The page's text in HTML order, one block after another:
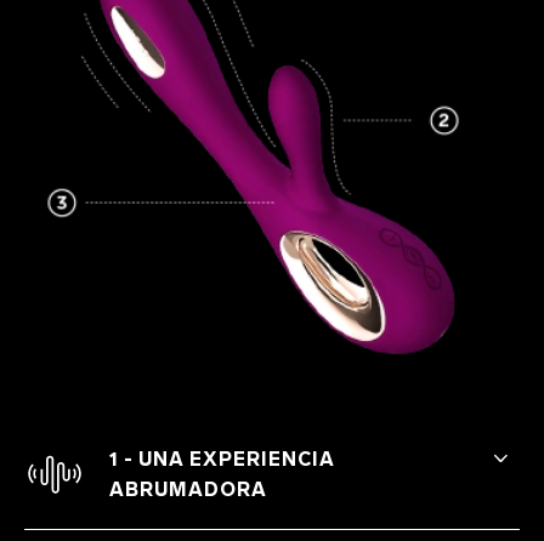
1 - UNA EXPERIENCIA
ABRUMADORA